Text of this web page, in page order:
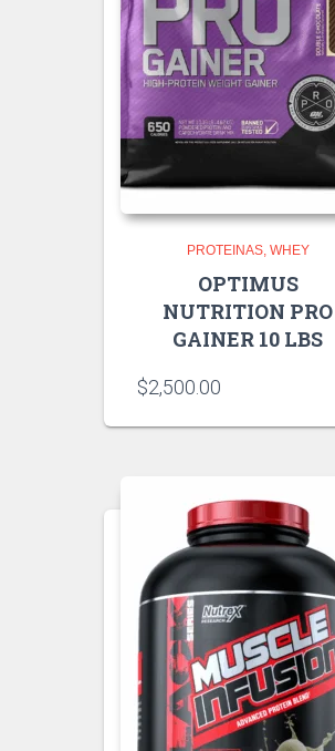
PROTEINAS WHEY
OPTIMUS
NUTRITION PRO
GAINER 10 LBS
$2,500.00